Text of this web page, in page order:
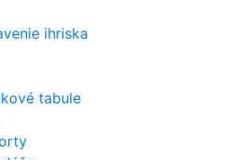
ihriska
tabule